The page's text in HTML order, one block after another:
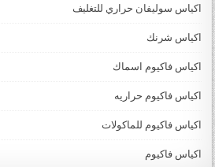
اكياس سوليفان حراري للتغليف
اكياس شرنك
اكياس فاكيوم اسماك
اكياس فاكيوم حراريه
اكياس فاكيوم للماكولات
اكياس فاكيوم